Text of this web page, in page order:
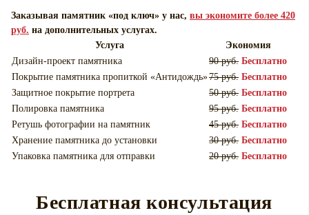
Заказывая памятник «под ключ» у нас, вы экономите более 420
руб. на дополнительных услугах.
Услуга
Экономия
Дизайн-проект памятника
90 руб. Бесплатно
Покрытие памятника пропиткой «Антидождь»75 руб. Бесплатно
Защитное покрытие портрета
50 руб. Бесплатно
Полировка памятника
95 руб. Бесплатно
Ретушь фотографии на памятник
45 руб. Бесплатно
Хранение памятника до установки
30 руб. Бесплатно
Упаковка памятника для отправки
20 руб. Бесплатно
Бесплатная консультация